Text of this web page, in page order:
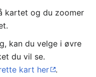
kartet og du zoomer
kan du velge i øvre
du vil se.
kart her .